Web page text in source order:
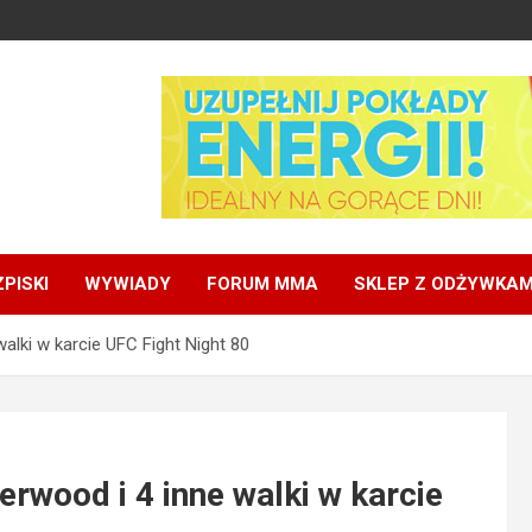
WYWIADY FORUM MMA SKLEP Z
w karcie UFC Fight Night 80
i 4 inne walki w karcie